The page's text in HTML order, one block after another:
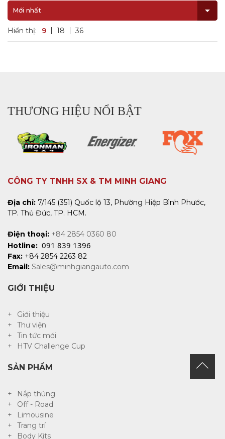
Mới nhất
Hiển thị: 9 18 36
THƯƠNG HIỆU NỔI BẬT
CÔNG TY TNHH SX & TM MINH GIANG
Địa chỉ: 7/145 (351) Quốc lộ 13, Phường Hiệp Bình Phước,
TP. Thủ Đức, TP. HCM.
Điện thoại: +84 2854 0360 80
Hotline: 091 839 1396
Fax: +84 2854 2263 82
Email: Sales@minhgiangauto.com
GIỚI THIỆU
Giới thiệu
Thư viện
Tin tức mới
HTV Challenge Cup
SẢN PHẨM
Nắp thùng
Off - Road
Limousine
Trang trí
Body Kits